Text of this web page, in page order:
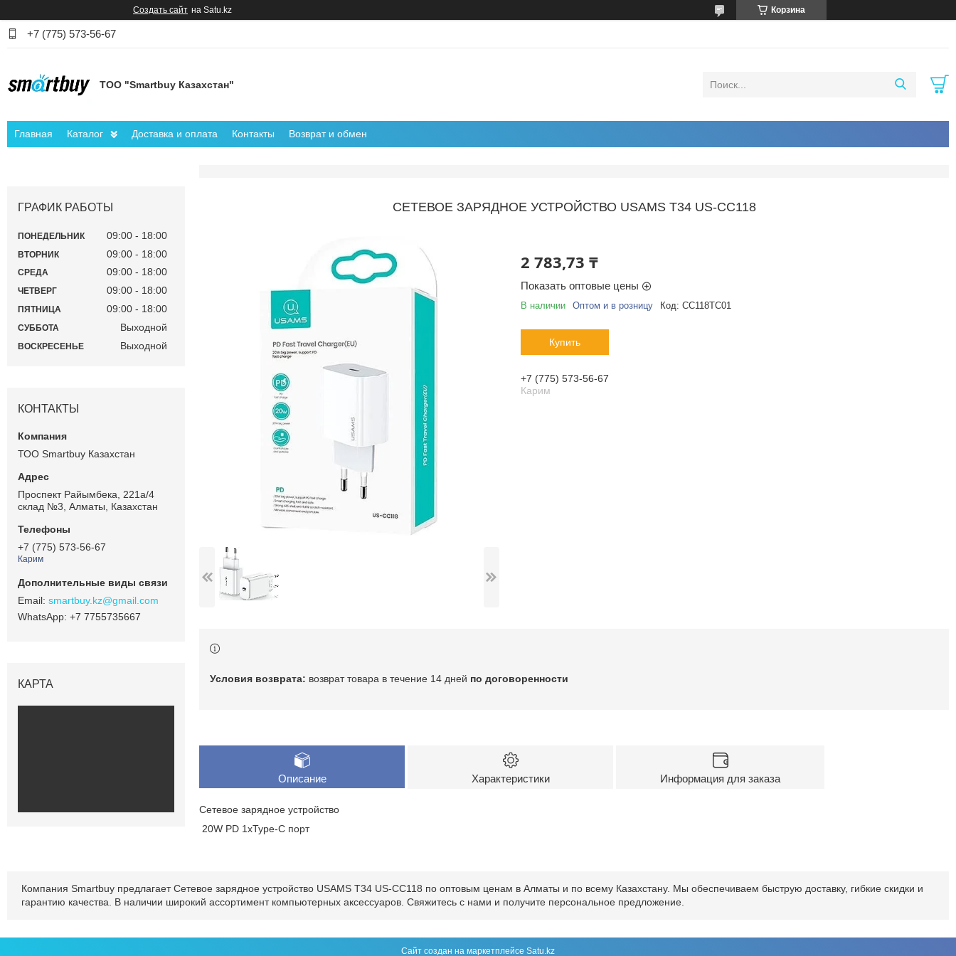
Создать сайт на Satu.kz Корзина
+7 (775) 573-56-67
ТОО "Smartbuy Казахстан"
Главная Каталог Доставка и оплата Контакты Возврат и обмен
СЕТЕВОЕ ЗАРЯДНОЕ УСТРОЙСТВО USAMS T34 US-CC118
2 783,73 ₸
Показать оптовые цены
В наличии Оптом и в розницу Код: CC118TC01
Купить
+7 (775) 573-56-67
Карим
возврат товара в течение 14 дней по договоренности
Описание Характеристики Информация для заказа
Сетевое зарядное устройство
20W PD 1xType-C порт
ГРАФИК РАБОТЫ
ПОНЕДЕЛЬНИК 09:00 18:00
ВТОРНИК 09:00 18:00
СРЕДА 09:00 18:00
ЧЕТВЕРГ 09:00 18:00
ПЯТНИЦА 09:00 18:00
СУББОТА Выходной
ВОСКРЕСЕНЬЕ Выходной
КОНТАКТЫ
ТОО Smartbuy Казахстан
Проспект Райымбека, 221а/4
склад №3, Алматы, Казахстан
+7 (775) 573-56-67
Карим
smartbuy.kz@gmail.com
+7 7755735667
КАРТА
Компания Smartbuy предлагает Сетевое зарядное устройство USAMS T34 US-CC118 по оптовым ценам в Алматы и по всему Казахстану. Мы обеспечиваем быструю доставку, гибкие скидки и
гарантию качества. В наличии широкий ассортимент компьютерных аксессуаров. Свяжитесь с нами и получите персональное предложение.
Сайт создан на маркетплейсе Satu.kz